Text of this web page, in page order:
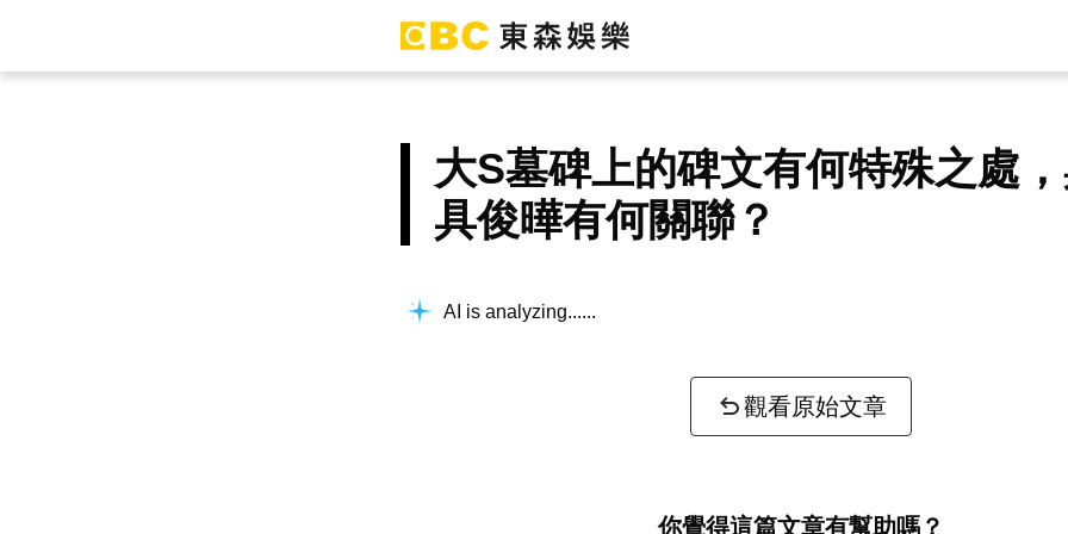
大S墓碑上的碑文有何特殊之處
具俊曄有何關聯？
AI is analyzing...
觀看原始文章
你覺得這篇文章有幫助嗎？